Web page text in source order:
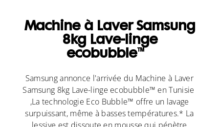
Machine à Laver Samsung
8kg Lave-linge
ecobubble™
Samsung annonce l'arrivée du Machine à Laver
Samsung 8kg Lave-linge ecobubble™ en Tunisie
,La technologie Eco Bubble™ offre un lavage
surpuissant, même à basses températures.* La